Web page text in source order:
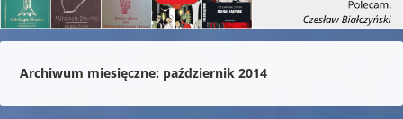
Archiwum miesięczne: październik 2014